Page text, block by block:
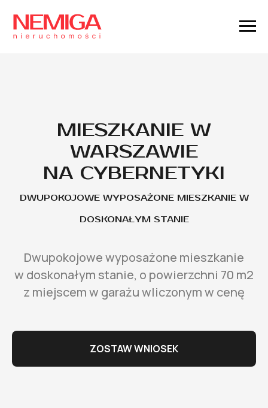
MIESZKANIE W
WARSZAWIE
NA CYBERNETYKI
DWUPOKOJOWE WYPOSAŻONE MIESZKANIE W
DOSKONAŁYM STANIE
Dwupokojowe wyposażone mieszkanie
w doskonałym stanie, o powierzchni 70 m2
z miejscem w garażu wliczonym w cenę
ZOSTAW WNIOSEK